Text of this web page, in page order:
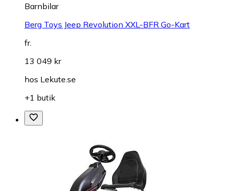
Barnbilar
Berg Toys Jeep Revolution XXL-BFR Go-Kart
fr.
13 049 kr
hos Lekute.se
+1 butik